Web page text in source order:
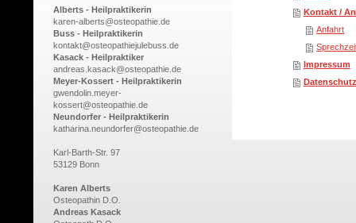
Alberts - Heilpraktikerin
karen-alberts@osteopathie.de
Buss - Heilpraktikerin
kontakt@osteopathiejulebuss.de
Kasack - Heilpraktiker
andreas.kasack@osteopathie.de
Meyer-Kossert - Heilpraktikerin
gwendolin.meyer-
kossert@osteopathie.de
Neundorfer - Heilpraktikerin
katharina.neundorfer@osteopathie.de
Karl-Barth-Str. 97
53129 Bonn
Karen Alberts
Osteopathin D.O.
Andreas Kasack
Kontakt /
Anfahrt
Impressum